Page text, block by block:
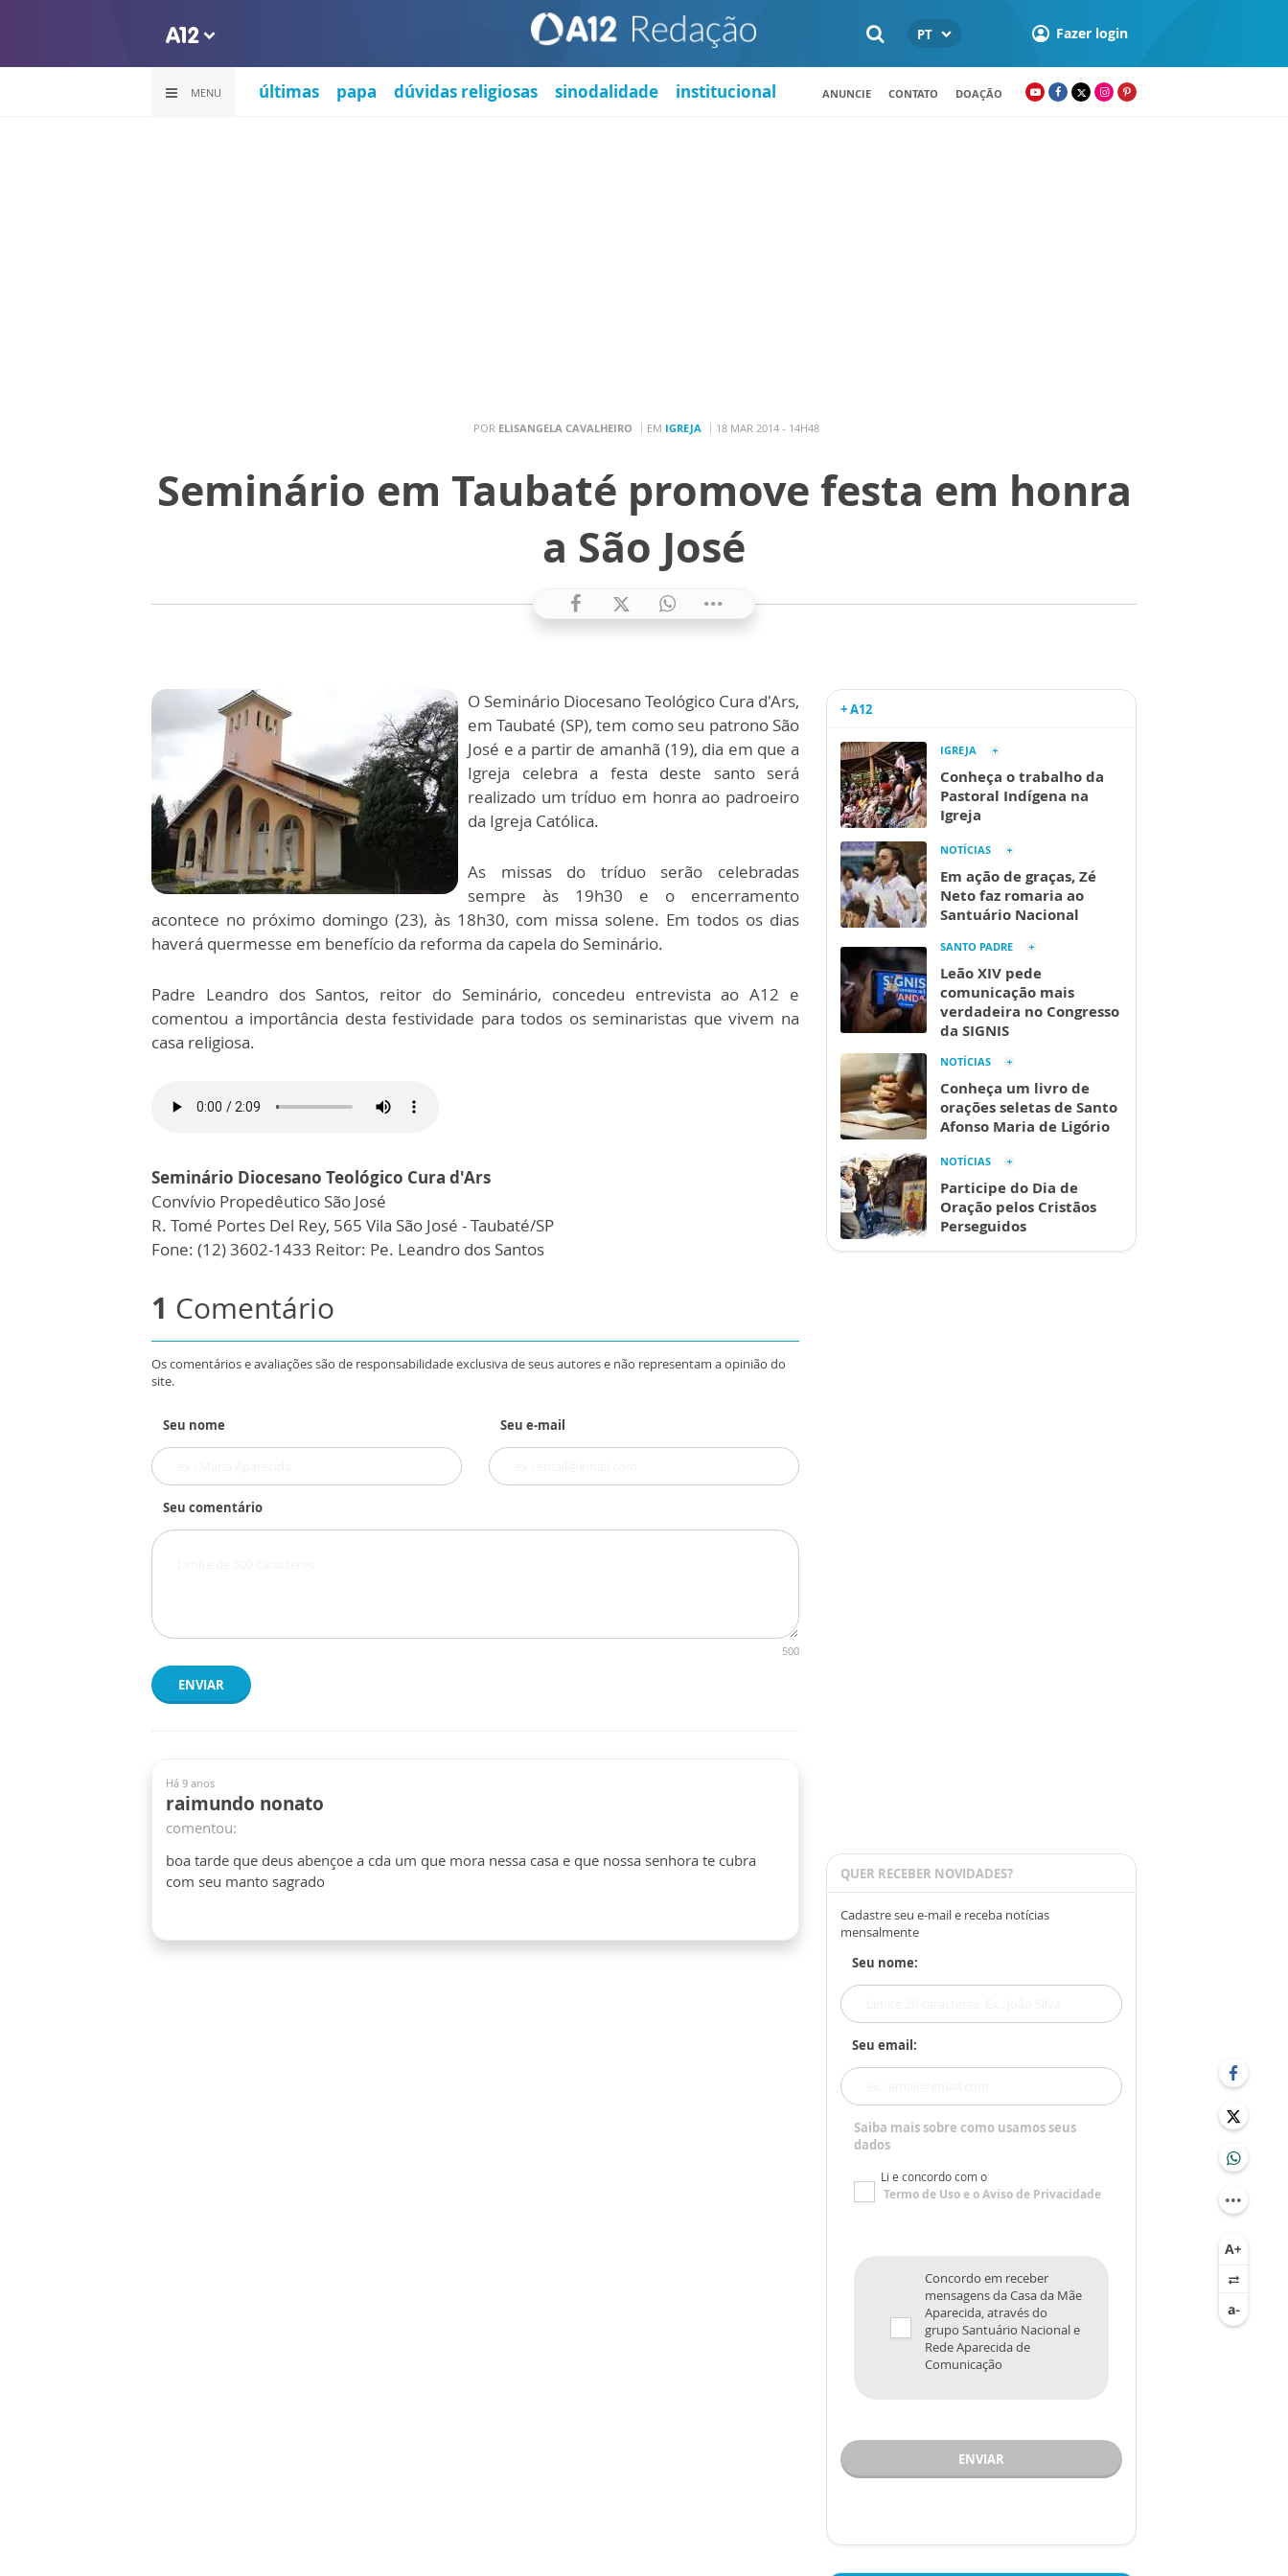
PT Fazer login
MENU últimas papa dúvidas religiosas sinodalidade institucional ANUNCIE CONTATO DOAÇÃO
POR ELISANGELA CAVALHEIRO EM IGREJA 18 MAR 2014 - 14H48
Seminário em Taubaté promove festa em honra
a São José
O Seminário Diocesano Teológico Cura d'Ars,
em Taubaté (SP), tem como seu patrono São
José e a partir de amanhã (19), dia em que a
Igreja celebra a festa deste santo será
realizado um tríduo em honra ao padroeiro
da Igreja Católica.
As missas do tríduo serão celebradas
sempre às 19h30 e o encerramento
acontece no próximo domingo (23), às 18h30, com missa solene. Em todos os dias
haverá quermesse em benefício da reforma da capela do Seminário.
Padre Leandro dos Santos, reitor do Seminário, concedeu entrevista ao A12 e
comentou a importância desta festividade para todos os seminaristas que vivem na
casa religiosa.
Seminário Diocesano Teológico Cura d'Ars
Convívio Propedêutico São José
R. Tomé Portes Del Rey, 565 Vila São José - Taubaté/SP
Fone: (12) 3602-1433 Reitor: Pe. Leandro dos Santos
1 Comentário
Os comentários e avaliações são de responsabilidade exclusiva de seus autores e não representam a opinião do
site.
Seu nome Seu e-mail
Seu comentário
500
ENVIAR
Há 9 anos
raimundo nonato
comentou:
boa tarde que deus abençoe a cda um que mora nessa casa e que nossa senhora te cubra
com seu manto sagrado
+ A12
IGREJA
Conheça o trabalho da
Pastoral Indígena na
Igreja
NOTÍCIAS
Em ação de graças, Zé
Neto faz romaria ao
Santuário Nacional
SANTO PADRE
Leão XIV pede
comunicação mais
verdadeira no Congresso
da SIGNIS
NOTÍCIAS
Conheça um livro de
orações seletas de Santo
Afonso Maria de Ligório
NOTÍCIAS
Participe do Dia de
Oração pelos Cristãos
Perseguidos
QUER RECEBER NOVIDADES?
Cadastre seu e-mail e receba notícias
mensalmente
Seu nome:
Seu email:
Saiba mais sobre como usamos seus
dados
Li e concordo com o
Termo de Usoe oAviso de Privacidade
Concordo em receber
mensagens da Casa da Mãe
Aparecida, através do
grupo Santuário Nacional e
Rede Aparecida de
Comunicação
ENVIAR